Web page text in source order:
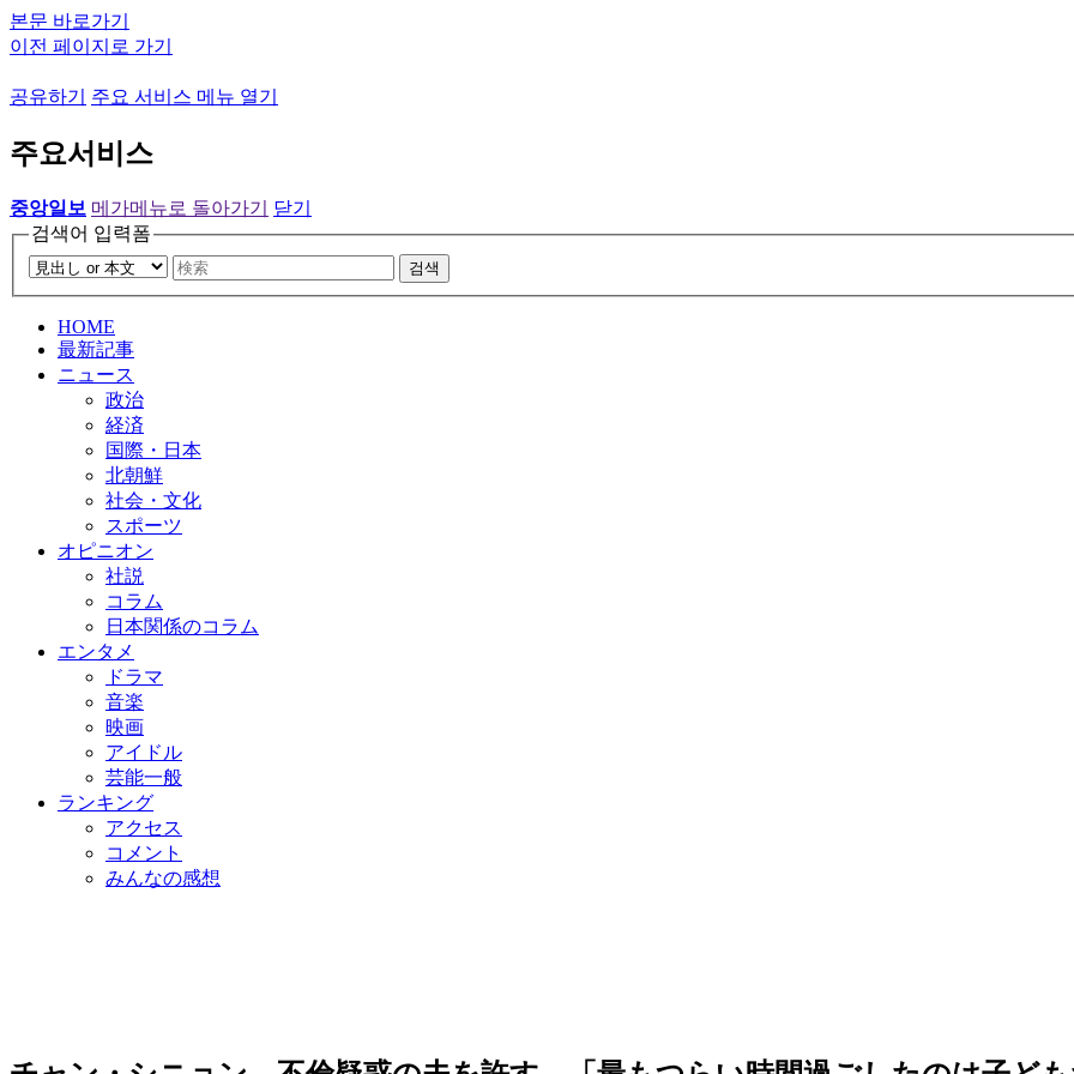
본문 바로가기
이전 페이지로 가기
공유하기 주요 서비스 메뉴 열기
주요서비스
중앙일보 메가메뉴로 돌아가기
닫기
검색어 입력폼
검색
HOME
最新記事
ニュース
政治
経済
国際・日本
北朝鮮
社会・文化
スポーツ
オピニオン
社説
コラム
日本関係のコラム
エンタメ
ドラマ
音楽
映画
アイドル
芸能一般
ランキング
アクセス
コメント
みんなの感想